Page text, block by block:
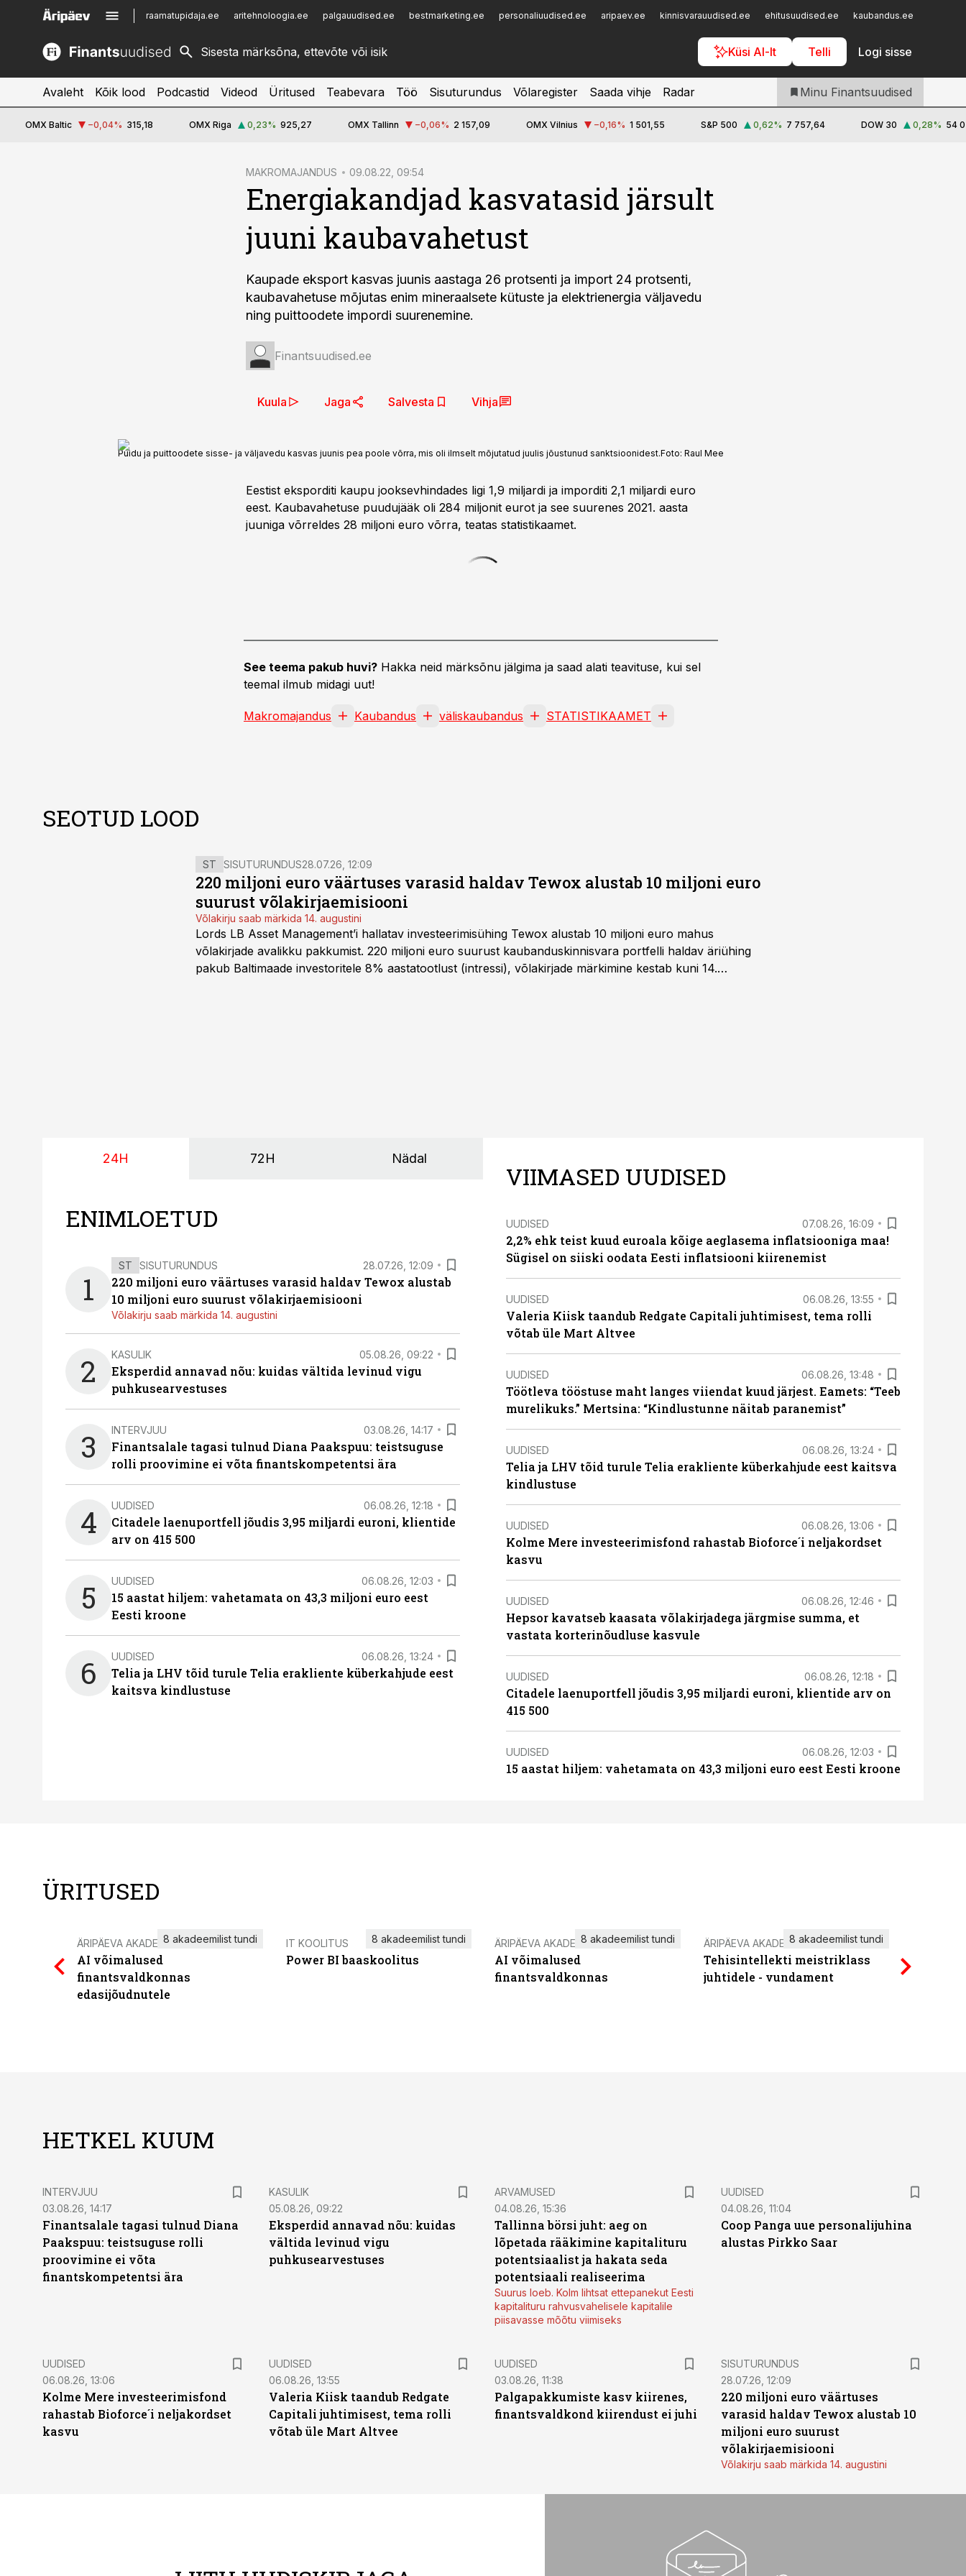
raamatupidaja.ee aritehnoloogia.ee palgauudised.ee bestmarketing.ee personaliuudised.ee aripaev.ee kinnisvarauudised.ee ehitusuudised.ee kaubandus.ee
Küsi AI-lt Telli Logi sisse
kinnisvarauudised.ee
logistikauudised.ee
imelineajalugu.ee
Infopank
Iseteenindus
Telli Finantsuudised
Avaleht Kõik lood Podcastid Videod Üritused Teabevara Töö Sisuturundus Võlaregister Saada vihje Radar Minu Finantsuudised
OMX Baltic −0,04% 315,18 OMX Riga 0,23% 925,27 OMX Tallinn −0,06% 2 157,09 OMX Vilnius −0,16% 1 501,55 S&P 500 0,62% 7 757,64 DOW 30 0,28% 54
MAKROMAJANDUS 09.08.22, 09:54
Energiakandjad kasvatasid järsult
juuni kaubavahetust
Kaupade eksport kasvas juunis aastaga 26 protsenti ja import 24 protsenti,
kaubavahetuse mõjutas enim mineraalsete kütuste ja elektrienergia väljavedu
ning puittoodete impordi suurenemine.
Finantsuudised.ee
Kuula Jaga Salvesta Vihja
Puidu ja puittoodete sisse- ja väljavedu kasvas juunis pea poole võrra, mis oli ilmselt mõjutatud juulis jõustunud sanktsioonidest.Foto: Raul Mee
Eestist eksporditi kaupu jooksevhindades ligi 1,9 miljardi ja imporditi 2,1 miljardi euro
eest. Kaubavahetuse puudujääk oli 284 miljonit eurot ja see suurenes 2021. aasta
juuniga võrreldes 28 miljoni euro võrra, teatas statistikaamet.
See teema pakub huvi? Hakka neid märksõnu jälgima ja saad alati teavituse, kui sel
teemal ilmub midagi uut!
Makromajandus Kaubandus väliskaubandus STATISTIKAAMET
SEOTUD LOOD
ST SISUTURUNDUS28.07.26, 12:09
220 miljoni euro väärtuses varasid haldav Tewox alustab 10 miljoni euro
suurust võlakirjaemisiooni
Võlakirju saab märkida 14. augustini
Lords LB Asset Management’i hallatav investeerimisühing Tewox alustab 10 miljoni euro mahus
võlakirjade avalikku pakkumist. 220 miljoni euro suurust kaubanduskinnisvara portfelli haldav äriühing
pakub Baltimaade investoritele 8% aastatootlust (intressi), võlakirjade märkimine kestab kuni 14.
24H 72H Nädal
ENIMLOETUD
1
ST SISUTURUNDUS 28.07.26, 12:09
220 miljoni euro väärtuses varasid haldav Tewox alustab
10 miljoni euro suurust võlakirjaemisiooni
Võlakirju saab märkida 14. augustini
2 KASULIK 05.08.26, 09:22
Eksperdid annavad nõu: kuidas vältida levinud vigu
puhkusearvestuses
3 INTERVJUU 03.08.26, 14:17
Finantsalale tagasi tulnud Diana Paakspuu: teistsuguse
rolli proovimine ei võta finantskompetentsi ära
4 UUDISED 06.08.26, 12:18
Citadele laenuportfell jõudis 3,95 miljardi euroni, klientide
arv on 415 500
5 UUDISED 06.08.26, 12:03
15 aastat hiljem: vahetamata on 43,3 miljoni euro eest
Eesti kroone
6 UUDISED 06.08.26, 13:24
Telia ja LHV tõid turule Telia erakliente küberkahjude eest
kaitsva kindlustuse
VIIMASED UUDISED
UUDISED 07.08.26, 16:09
2,2% ehk teist kuud euroala kõige aeglasema inflatsiooniga maa!
Sügisel on siiski oodata Eesti inflatsiooni kiirenemist
UUDISED 06.08.26, 13:55
Valeria Kiisk taandub Redgate Capitali juhtimisest, tema rolli
võtab üle Mart Altvee
UUDISED 06.08.26, 13:48
Töötleva tööstuse maht langes viiendat kuud järjest. Eamets: “Teeb
murelikuks.” Mertsina: “Kindlustunne näitab paranemist”
UUDISED 06.08.26, 13:24
Telia ja LHV tõid turule Telia erakliente küberkahjude eest kaitsva
kindlustuse
UUDISED 06.08.26, 13:06
Kolme Mere investeerimisfond rahastab Bioforce´i neljakordset
kasvu
UUDISED 06.08.26, 12:46
Hepsor kavatseb kaasata võlakirjadega järgmise summa, et
vastata korterinõudluse kasvule
UUDISED 06.08.26, 12:18
Citadele laenuportfell jõudis 3,95 miljardi euroni, klientide arv on
415 500
UUDISED 06.08.26, 12:03
15 aastat hiljem: vahetamata on 43,3 miljoni euro eest Eesti kroone
ÜRITUSED
ÄRIPÄEVA AKADEEMIA
AI võimalused
finantsvaldkonnas
edasijõudnutele
8 akadeemilist tundi IT KOOLITUS
Power BI baaskoolitus
8 akadeemilist tundi ÄRIPÄEVA AKADEEMIA
AI võimalused
finantsvaldkonnas
8 akadeemilist tundi ÄRIPÄEVA AKADEEMIA
Tehisintellekti meistriklass
juhtidele - vundament
8 akadeemilist tundi
HETKEL KUUM
INTERVJUU
03.08.26, 14:17
Finantsalale tagasi tulnud Diana
Paakspuu: teistsuguse rolli
proovimine ei võta
finantskompetentsi ära
KASULIK
05.08.26, 09:22
Eksperdid annavad nõu: kuidas
vältida levinud vigu
puhkusearvestuses
ARVAMUSED
04.08.26, 15:36
Tallinna börsi juht: aeg on
lõpetada rääkimine kapitalituru
potentsiaalist ja hakata seda
potentsiaali realiseerima
Suurus loeb. Kolm lihtsat ettepanekut Eesti
kapitalituru rahvusvahelisele kapitalile
piisavasse mõõtu viimiseks
UUDISED
04.08.26, 11:04
Coop Panga uue personalijuhina
alustas Pirkko Saar
UUDISED
06.08.26, 13:06
Kolme Mere investeerimisfond
rahastab Bioforce´i neljakordset
kasvu
UUDISED
06.08.26, 13:55
Valeria Kiisk taandub Redgate
Capitali juhtimisest, tema rolli
võtab üle Mart Altvee
UUDISED
03.08.26, 11:38
Palgapakkumiste kasv kiirenes,
finantsvaldkond kiirendust ei juhi
ST
SISUTURUNDUS
28.07.26, 12:09
220 miljoni euro väärtuses
varasid haldav Tewox alustab 10
miljoni euro suurust
võlakirjaemisiooni
Võlakirju saab märkida 14. augustini